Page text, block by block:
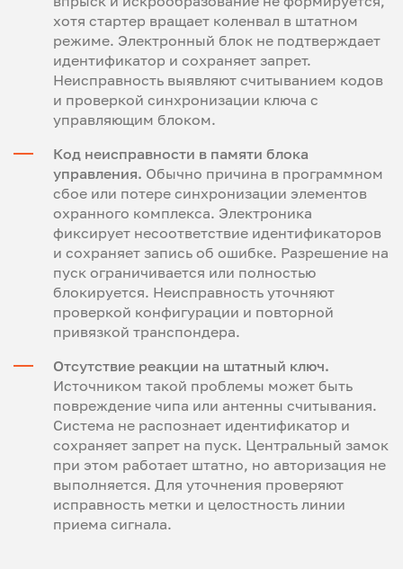
хотя стартер вращает коленвал в штатном
режиме. Электронный блок не подтверждает
идентификатор и сохраняет запрет.
Неисправность выявляют считыванием кодов
и проверкой синхронизации ключа с
управляющим блоком.
Код неисправности в памяти блока
управления. Обычно причина в программном
сбое или потере синхронизации элементов
охранного комплекса. Электроника
фиксирует несоответствие идентификаторов
и сохраняет запись об ошибке. Разрешение на
пуск ограничивается или полностью
блокируется. Неисправность уточняют
проверкой конфигурации и повторной
привязкой транспондера.
Отсутствие реакции на штатный ключ.
Источником такой проблемы может быть
повреждение чипа или антенны считывания.
Система не распознает идентификатор и
сохраняет запрет на пуск. Центральный замок
при этом работает штатно, но авторизация не
выполняется. Для уточнения проверяют
исправность метки и целостность линии
приема сигнала.